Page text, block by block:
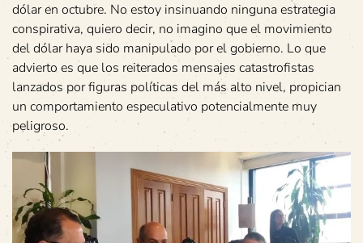
dólar en octubre. No estoy insinuando ninguna estrategia
conspirativa, quiero decir, no imagino que el movimiento
del dólar haya sido manipulado por el gobierno. Lo que
advierto es que los reiterados mensajes catastrofistas
lanzados por figuras políticas del más alto nivel, propician
un comportamiento especulativo potencialmente muy
peligroso.